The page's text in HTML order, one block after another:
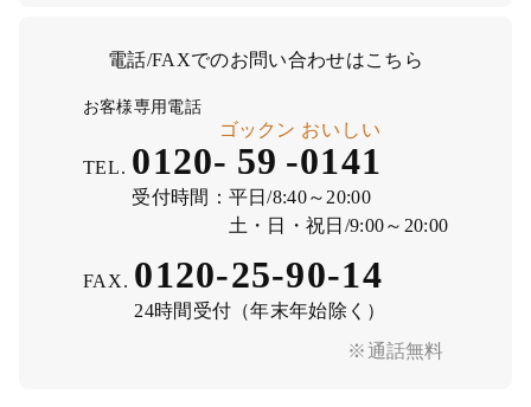
電話/FAXでのお問い合わせはこちら
※通話無料
お客様専用電話
TEL. 0120- 59
ゴックン
-0141
おいしい
受付時間： 平日/8:40～20:00
土・日・祝日/9:00～20:00
FAX. 0120-25-90-14
24時間受付（年末年始除く）